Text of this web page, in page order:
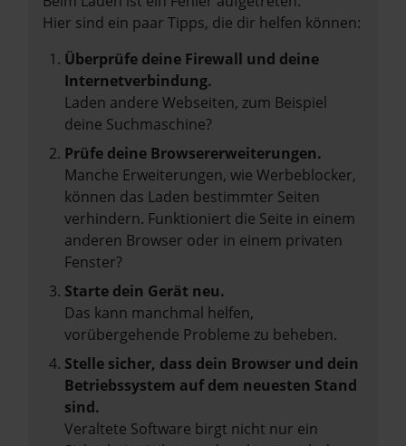
Hier sind ein paar Tipps, die dir helfen können:
Überprüfe deine Firewall und deine
Internetverbindung.
Laden andere Webseiten, zum Beispiel
deine Suchmaschine?
Prüfe deine Browsererweiterungen.
Manche Erweiterungen, wie Werbeblocker,
können das Laden bestimmter Seiten
verhindern. Funktioniert die Seite in einem
anderen Browser oder in einem privaten
Fenster?
Starte dein Gerät neu.
Das kann manchmal helfen,
vorübergehende Probleme zu beheben.
Stelle sicher, dass dein Browser und dein
Betriebssystem auf dem neuesten Stand
sind.
Veraltete Software birgt nicht nur ein